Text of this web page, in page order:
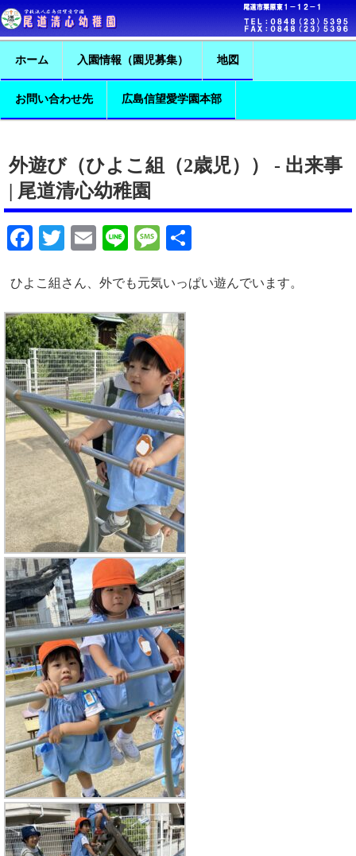
ホーム 入園情報（園児募集） 地図
お問い合わせ先 広島信望愛学園本部
外遊び（ひよこ組（2歳児）） - 出来事
| 尾道清心幼稚園
Facebook
Twitter
EmailLineMessage
ひよこ組さん、外でも元気いっぱい遊んでいます。